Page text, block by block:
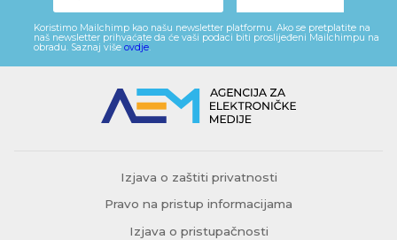
Koristimo Mailchimp kao našu newsletter platformu. Ako se pretplatite na
naš newsletter prihvaćate da će vaši podaci biti proslijeđeni Mailchimpu na
obradu. Saznaj više ovdje.
Izjava o zaštiti privatnosti
Pravo na pristup informacijama
Izjava o pristupačnosti